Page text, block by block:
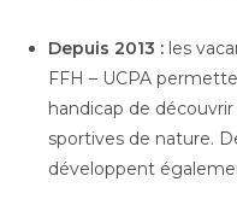
Depuis 2013 : les
FFH – UCPA
handicap de
sportives de nature.
développent